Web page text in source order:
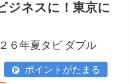
ジネスに！東京に
６年夏タビ ダブル
ポイントがたまる